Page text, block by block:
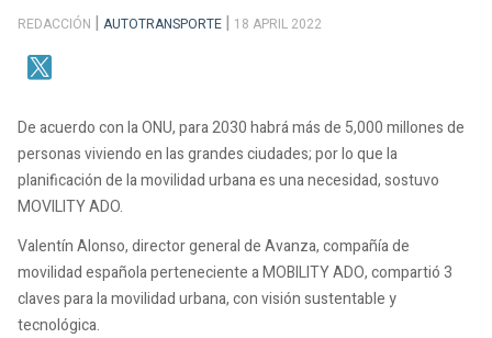
REDACCIÓN AUTOTRANSPORTE 18 APRIL 2022
De acuerdo con la ONU, para 2030 habrá más de 5,000 millones de
personas viviendo en las grandes ciudades; por lo que la
planificación de la movilidad urbana es una necesidad, sostuvo
MOVILITY ADO.
Valentín Alonso, director general de Avanza, compañía de
movilidad española perteneciente a MOBILITY ADO, compartió 3
claves para la movilidad urbana, con visión sustentable y
tecnológica.